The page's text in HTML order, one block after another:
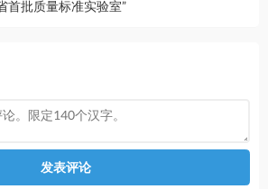
首批质量标准实验室”
发表评论